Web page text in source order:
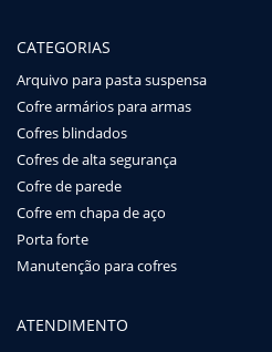
CATEGORIAS
Arquivo para pasta suspensa
Cofre armários para armas
Cofres blindados
Cofres de alta segurança
Cofre de parede
Cofre em chapa de aço
Porta forte
Manutenção para cofres
ATENDIMENTO